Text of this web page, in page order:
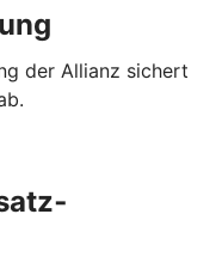
der Allianz sichert